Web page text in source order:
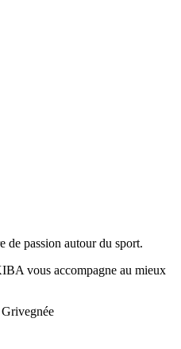
passion autour du sport.
vous accompagne au mieux